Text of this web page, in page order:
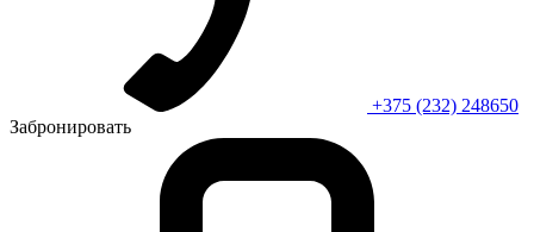
+375 (232) 248650
Забронировать